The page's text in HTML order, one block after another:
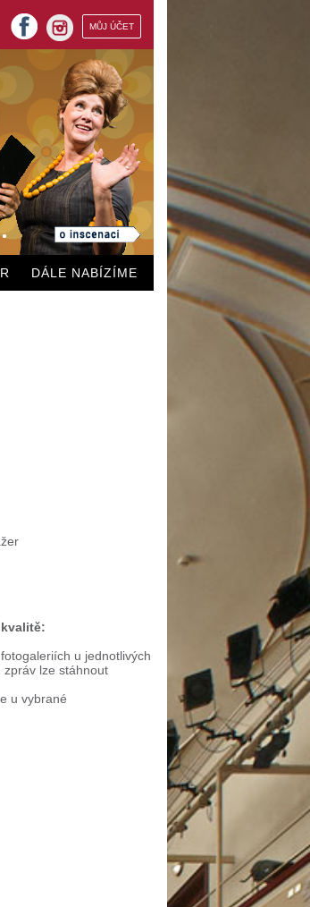
MŮJ ÚČET
instagram
facebook
DÁLE NABÍZÍME
u jednotlivých
zpráv lze stáhnout
u vybrané